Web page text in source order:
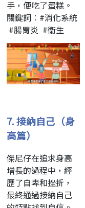
手，便吃了蛋糕。
關鍵詞︰#消化系統
#腸胃炎 #衞生
7.接納自己（身
高篇）
傑尼仔在追求身高
增長的過程中，經
歷了自卑和挫折，
最終通過接納自己